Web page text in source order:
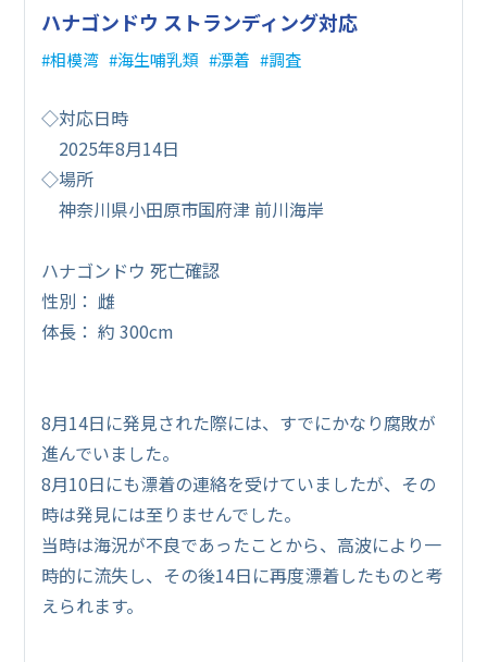
ハナゴンドウ ストランディング対応
相模湾 海生哺乳類 漂着 調査
◇対応日時
2025年8月14日
◇場所
神奈川県小田原市国府津 前川海岸
ハナゴンドウ 死亡確認
性別： 雌
体長： 約 300cm
8月14日に発見された際には、すでにかなり腐敗が
進んでいました。
8月10日にも漂着の連絡を受けていましたが、その
時は発見には至りませんでした。
当時は海況が不良であったことから、高波により一
時的に流失し、その後14日に再度漂着したものと考
えられます。